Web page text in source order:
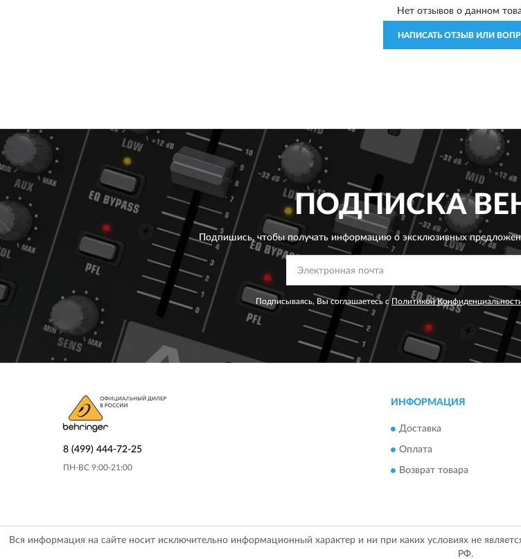
Нет отзывов о данном
НАПИСАТЬ ОТЗЫВ ИЛИ
ПОДПИСКА
Подпишись, чтобы получать информацию о эксклюзивных
Подписываясь, Вы соглашаетесь сПолитикой
8 (499) 444-72-25
ПН-ВС 9:00-21:00
ИНФОРМАЦИЯ
Доставка
Оплата
Возврат товара
Вся информация на сайте носит исключительно информационный характер и ни при каких условиях не
РФ.